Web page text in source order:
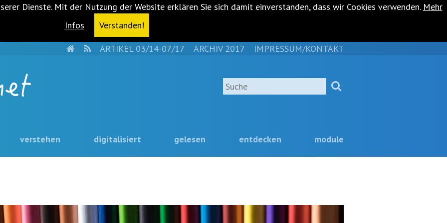
Dienste. Mit der Nutzung der Website erklären Sie sich damit einverstanden, dass wir Cookies verwenden. Mehr
Infos
Verstanden!
HOMERSSARTIKEL 03/14-07/17 ARCHIV 2017 IMPRESSUM/KONTAKT
Suche
verstehen digitalisiert gelesen entdecken module